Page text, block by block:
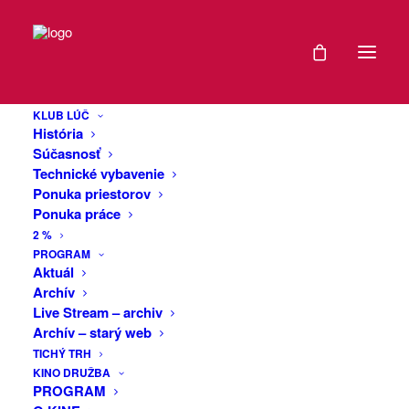
KLUB LÚČ
História
Súčasnosť
Technické vybavenie
Ponuka priestorov
Ponuka práce
2 %
PROGRAM
Aktuál
Archív
Live Stream – archiv
Archív – starý web
TICHÝ TRH
KINO DRUŽBA
PROGRAM
poézie XXIV.
Tradičné čítanie z výkladu klubu Lúč na
Mierovom námestí v spolupráci s
Divadlom
DÁTUM